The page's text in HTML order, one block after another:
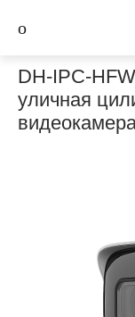
DH-IPC-
уличная